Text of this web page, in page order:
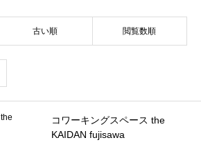
古い順 閲覧数順
コワーキングスペース the
KAIDAN fujisawa